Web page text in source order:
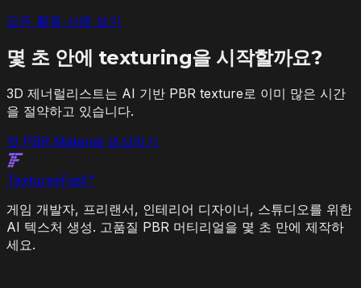
모든 활용 사례 보기
몇 초 안에 texturing을 시작할까요?
3D 제너럴리스트는 AI 기반 PBR texture로 이미 많은 시간
을 절약하고 있습니다.
첫 PBR Material 생성하기
TexturesFast™
게임 개발자, 프리랜서, 인테리어 디자이너, 스튜디오를 위한
AI 텍스처 생성. 고품질 PBR 머티리얼을 몇 초 만에 제작하
세요.